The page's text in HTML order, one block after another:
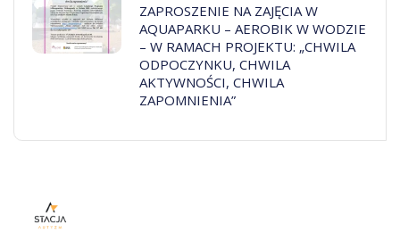
ZAPROSZENIE NA ZAJĘCIA W
AQUAPARKU – AEROBIK W WODZIE
– W RAMACH PROJEKTU: „CHWILA
ODPOCZYNKU, CHWILA
AKTYWNOŚCI, CHWILA
ZAPOMNIENIA”